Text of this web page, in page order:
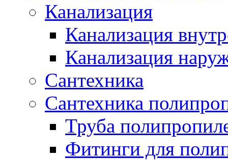
Канализация
Канализация
Канализация
Сантехника
Сантехника
Труба
Фитинги для